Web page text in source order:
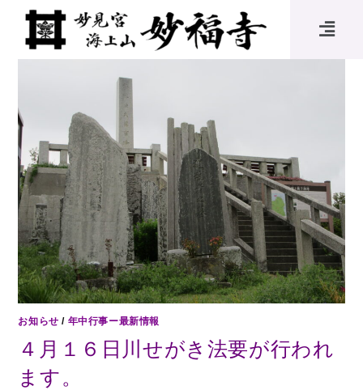
お知らせ / 年中行事ー最新情報
４月１６日川せがき法要が行われ
ます。